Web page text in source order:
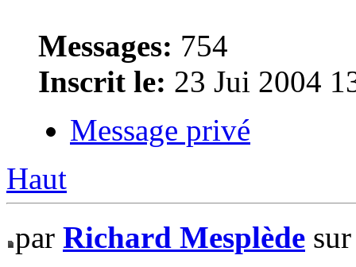
Messages: 754
Inscrit le: 23 Jui 2004
Message privé
Haut
par Richard Mesplède